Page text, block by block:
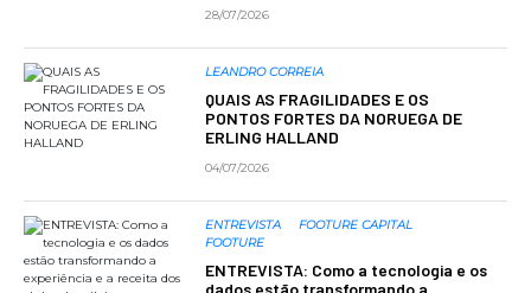
28/07/2026
LEANDRO CORREIA
QUAIS AS FRAGILIDADES E OS
PONTOS FORTES DA NORUEGA DE
ERLING HALLAND
04/07/2026
ENTREVISTA
FOOTURE CAPITAL
FOOTURE
ENTREVISTA: Como a tecnologia e os
dados estão transformando a